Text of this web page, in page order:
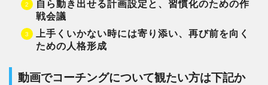
自ら動き出せる計画設定と、習慣化のための作
戦会議
上手くいかない時には寄り添い、再び前を向く
ための人格形成
動画でコーチングについて観たい方は下記か